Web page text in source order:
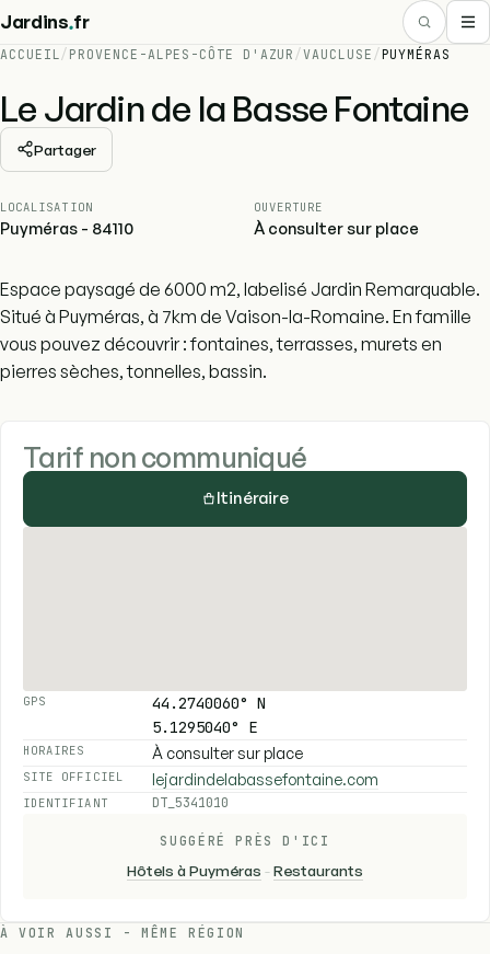
Jardins.fr
ACCUEIL/ PROVENCE-ALPES-CÔTE D'AZUR /VAUCLUSE / PUYMÉRAS
Le Jardin de la Basse Fontaine
Partager
LOCALISATION
Puyméras - 84110
OUVERTURE
À consulter sur place
Espace paysagé de 6000 m2, labelisé Jardin Remarquable.
Situé à Puyméras, à 7km de Vaison-la-Romaine. En famille
vous pouvez découvrir : fontaines, terrasses, murets en
pierres sèches, tonnelles, bassin.
Tarif non communiqué
Itinéraire
GPS
44.2740060° N
5.1295040° E
HORAIRES À consulter sur place
SITE OFFICIEL lejardindelabassefontaine.com
IDENTIFIANT DT_5341010
SUGGÉRÉ PRÈS D'ICI
Hôtels à Puyméras -Restaurants
À VOIR AUSSI - MÊME RÉGION